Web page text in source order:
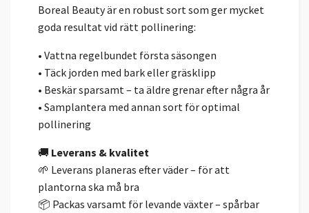
Boreal Beauty är en robust sort som ger mycket
goda resultat vid rätt pollinering:
• Vattna regelbundet första säsongen
• Täck jorden med bark eller gräsklipp
• Beskär sparsamt – ta äldre grenar efter några år
• Samplantera med annan sort för optimal
pollinering
🚚 Leverans & kvalitet
🌱 Leverans planeras efter väder – för att
plantorna ska må bra
📦 Packas varsamt för levande växter – spårbar